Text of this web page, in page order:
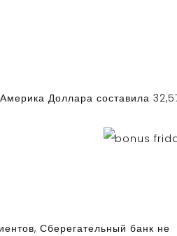
Доллара составила
Сберегательный банк не